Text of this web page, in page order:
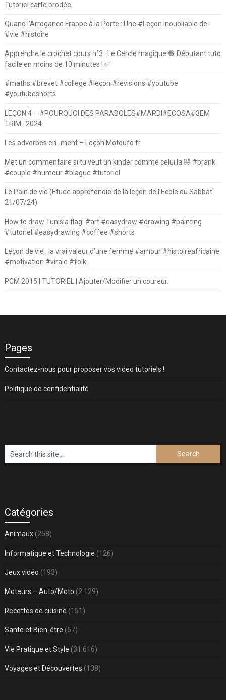
Tutoriel carte brodée
Quand l’Arrogance Frappe à la Porte : Une #Leçon Inoubliable de
#vie #histoire
Apprendre le crochet cours n°3 : Le Cercle magique 🧶 Débutant tuto
facile en moins de 10 minutes ! ✅
#maths #brevet #college #leçon #revisions #youtube
#youtubeshorts
LEÇON 4 – #POURQUOI DES PARABOLES#MARDI#ECOSA#3EM
TRIM…2024
Les adverbes en -ment – Leçon Motoufo.fr
Met un commentaire si tu veut un kinder comme celui la 🤣 #prank
#couple #humour #blague #tutoriel
Le Pain de vie (Étude approfondie de la leçon de l’Ecole du Sabbat:
21/07/24)
How to draw Tunisia flag! #art #easydraw #drawing #painting
#tutoriel #easydrawing #coffee #shorts
Leçon de vie : la vrai valeur d’une femme #amour #histoireafricaine
#motivation #virale #folk
PCM 2015 | TUTORIEL | Ajouter/Modifier un coureur.
Pages
Contactez-nous pour proposer vos video tutoriels !
Politique de confidentialité
Catégories
Animaux(258)
Informatique et Technologie (126)
Jeux vidéo (193)
Moteurs – Auto/Moto (2 129)
Recettes de cuisine (151)
Sante et Bien-être (67)
Vie Pratique et Style (31 616)
Voyages et Découvertes (138)